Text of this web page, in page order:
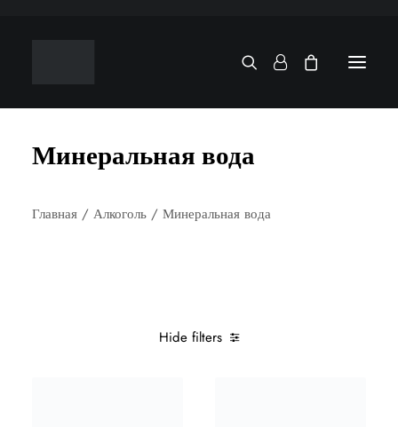
Минеральная вода
Главная Алкоголь Минеральная вода
Hide filters